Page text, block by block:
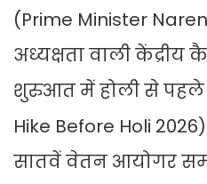
(Prime Minister
अध्यक्षता वाली केंद्रीय
शुरुआत में होली से पहले
Hike Before Holi
सातवें वेतन आयोगर